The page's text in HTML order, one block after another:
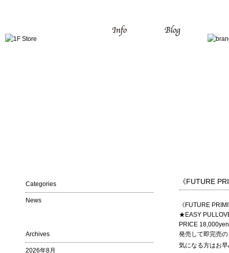
《FUTURE
《FUTURE
★EASY
PRICE
発売して即完売
気になる方はお
Categories
News
Archives
2026年8月